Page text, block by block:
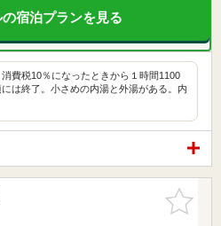
宿泊プランを見る
費税10％になったときから１時間1100
は終了。小さめの内湯と外湯がある。内
お気に入
りに追加